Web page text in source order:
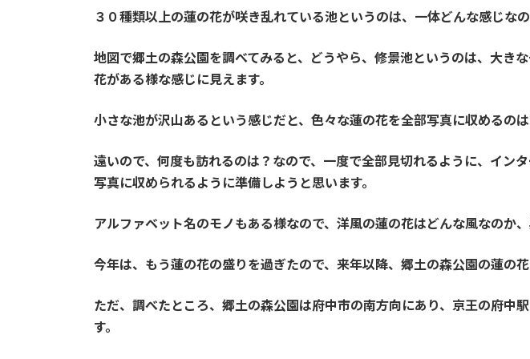
３０種類以上の蓮の花が咲き乱れている池というのは、一体どんな感じな
地図で郷土の森公園を調べてみると、どうやら、修景池というのは、大き
花がある様な感じに見えます。
小さな池が沢山あるという感じだと、色々な蓮の花を全部写真に収めるのは
遠いので、何度も訪れるのは？なので、一度で全部見切れるように、イン
写真に収められるように準備しようと思います。
アルファベット名のモノもある様なので、洋風の蓮の花はどんな風なのか、
今年は、もう蓮の花の盛りを過ぎたので、来年以降、郷土の森公園の蓮の花
ただ、調べたところ、郷土の森公園は府中市の南方向にあり、京王の府中
す。